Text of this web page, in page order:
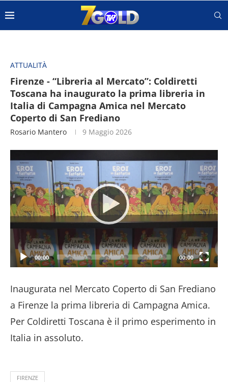
ATTUALITÀ
Firenze - “Libreria al Mercato”: Coldiretti
Toscana ha inaugurato la prima libreria in
Italia di Campagna Amica nel Mercato
Coperto di San Frediano
Rosario Mantero 9 Maggio 2026
Player
00:00 00:00
Inaugurata nel Mercato Coperto di San Frediano
a Firenze la prima libreria di Campagna Amica.
Per Coldiretti Toscana è il primo esperimento in
Italia in assoluto.
FIRENZE